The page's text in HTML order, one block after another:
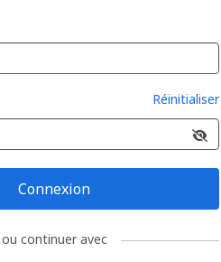
Réinitialiser
Connexion
ou continuer avec